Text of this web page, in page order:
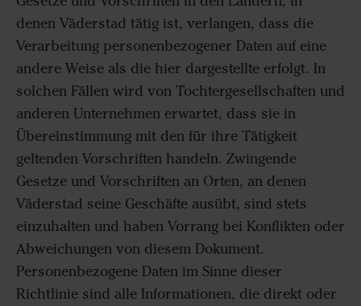
denen Väderstad tätig ist, verlangen, dass die
Verarbeitung personenbezogener Daten auf eine
andere Weise als die hier dargestellte erfolgt. In
solchen Fällen wird von Tochtergesellschaften und
anderen Unternehmen erwartet, dass sie in
Übereinstimmung mit den für ihre Tätigkeit
geltenden Vorschriften handeln. Zwingende
Gesetze und Vorschriften an Orten, an denen
Väderstad seine Geschäfte ausübt, sind stets
einzuhalten und haben Vorrang bei Konflikten oder
Abweichungen von diesem Dokument.
Personenbezogene Daten im Sinne dieser
Richtlinie sind alle Informationen, die direkt oder